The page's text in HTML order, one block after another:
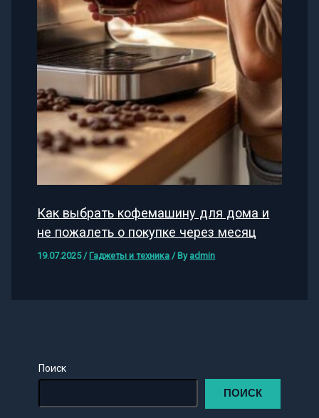
Как выбрать кофемашину для дома и
не пожалеть о покупке через месяц
19.07.2025/ Гаджеты и техника / By admin
Поиск
ПОИСК